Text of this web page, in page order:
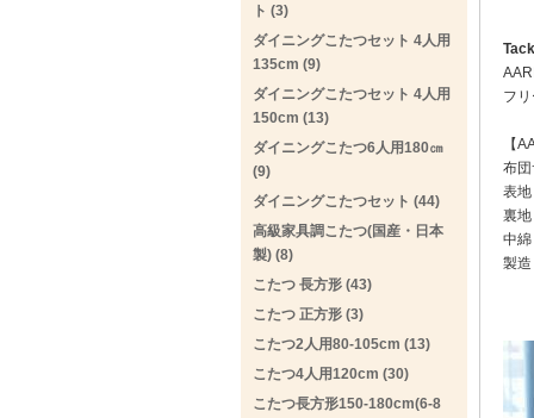
フ
【
布
表
裏
中
製
ト (3)
ダイニングこたつセット 4人用
135cm (9)
ダイニングこたつセット 4人用
150cm (13)
ダイニングこたつ6人用180㎝
(9)
ダイニングこたつセット (44)
高級家具調こたつ(国産・日本
製) (8)
こたつ 長方形 (43)
こたつ 正方形 (3)
こたつ2人用80-105cm (13)
こたつ4人用120cm (30)
こたつ長方形150-180cm(6-8